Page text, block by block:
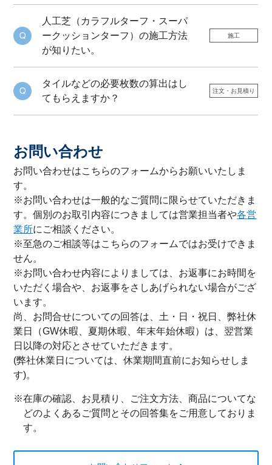
人工芝（カラフルターフ・スーパ
ークッションターフ）の施工方法
が知りたい。
施工
タイルなどの必要枚数の算出はし
てもらえますか？
注文・お見積り
お問い合わせ
お問い合わせはこちらのフォームからお願いいたしま
す。
※お問い合わせは一般的なご質問に限らせていただきま
す。個別のお取引内容につきましては営業担当者や各営
業所にご相談ください。
※至急のご相談等はこちらのフォームではお受けできま
せん。
※お問い合わせ内容によりましては、お返事にお時間を
いただく場合や、お返事をさしあげられない場合がござ
います。
尚、お問合せについての回答は、土・日・祝日、弊社休
業日（GW休暇、夏期休暇、年末年始休暇）は、翌営業
日以降の対応とさせていただきます。
(弊社休業日については、休業期間直前にお知らせしま
す)。
※在庫の確認、お見積り、ご注文方法、商品についてな
どのよくあるご質問とその回答集をご用意しておりま
す。